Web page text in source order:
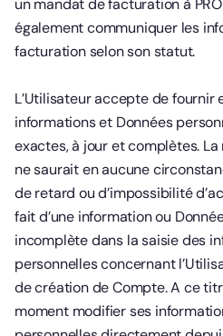
un mandat de facturation à
également communiquer les
facturation selon son statut.
L’Utilisateur accepte de fournir
informations et Données
exactes, à jour et complètes. La
ne saurait en aucune
de retard ou d’impossibilité
fait d’une information ou
incomplète dans la saisie des
personnelles concernant
de création de Compte. A ce
moment modifier ses